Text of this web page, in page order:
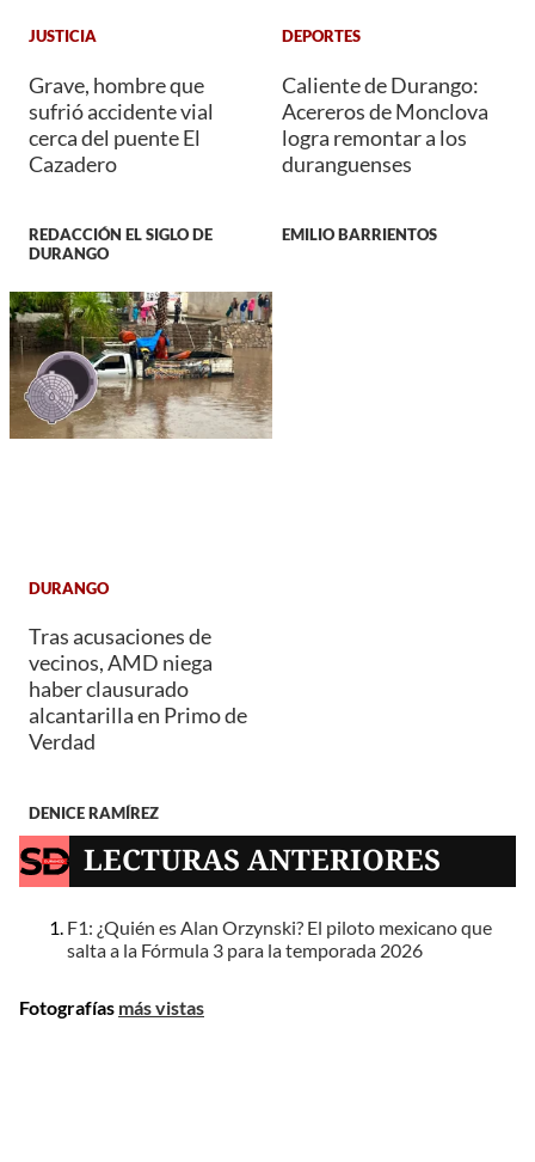
JUSTICIA
Grave, hombre que
sufrió accidente vial
cerca del puente El
Cazadero
REDACCIÓN EL SIGLO DE
DURANGO
DEPORTES
Caliente de Durango:
Acereros de Monclova
logra remontar a los
duranguenses
EMILIO BARRIENTOS
DURANGO
Tras acusaciones de
vecinos, AMD niega
haber clausurado
alcantarilla en Primo de
Verdad
DENICE RAMÍREZ
LECTURAS ANTERIORES
F1: ¿Quién es Alan Orzynski? El piloto mexicano que
salta a la Fórmula 3 para la temporada 2026
Fotografías más vistas